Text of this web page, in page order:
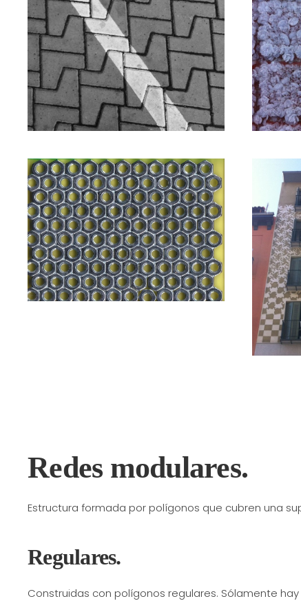
Redes modulares.
Estructura formada por polígonos que cubren una
Regulares.
Construidas con polígonos regulares. Sólamente